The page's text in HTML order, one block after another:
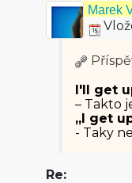
Marek
I'll get
– Takto
„I get
- Taky
Re: